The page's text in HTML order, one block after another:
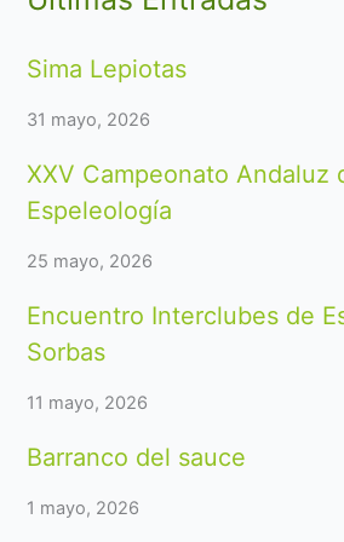
Sima Lepiotas
31 mayo, 2026
XXV Campeonato Andaluz
Espeleología
25 mayo, 2026
Encuentro Interclubes de
Sorbas
11 mayo, 2026
Barranco del sauce
1 mayo, 2026